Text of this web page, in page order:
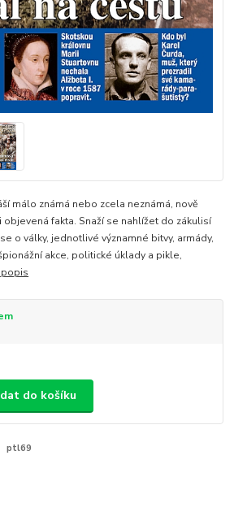
málo známá nebo zcela neznámá, nově
fakta. Snaží se nahlížet do zákulisí
o války, jednotlivé významné bitvy, armády,
akce, politické úklady a pikle,
do košíku
ptl69